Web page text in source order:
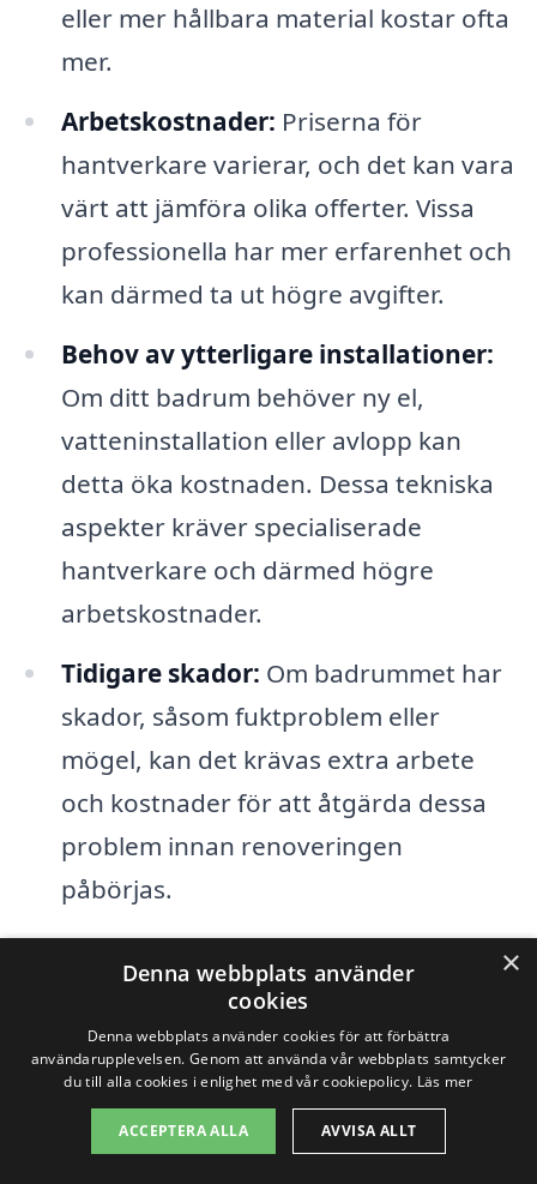
eller mer hållbara material kostar ofta
mer.
Arbetskostnader: Priserna för
hantverkare varierar, och det kan vara
värt att jämföra olika offerter. Vissa
professionella har mer erfarenhet och
kan därmed ta ut högre avgifter.
Behov av ytterligare installationer:
Om ditt badrum behöver ny el,
vatteninstallation eller avlopp kan
detta öka kostnaden. Dessa tekniska
aspekter kräver specialiserade
hantverkare och därmed högre
arbetskostnader.
Tidigare skador: Om badrummet har
skador, såsom fuktproblem eller
mögel, kan det krävas extra arbete
och kostnader för att åtgärda dessa
problem innan renoveringen
påbörjas.
För att få en exakt prisuppskattning på
badrumsrenovering i Mariefred
viktigt att ta in offerter från flera olika
företag. Genom att använda plattformar
som badrumsrenovering-pris.se kan du
×
Denna webbplats använder
cookies
Denna webbplats använder cookies för att förbättra
användarupplevelsen. Genom att använda vår webbplats samtycker
du till alla cookies i enlighet med vår cookiepolicy. Läs mer
ACCEPTERA ALLA AVVISA ALLT